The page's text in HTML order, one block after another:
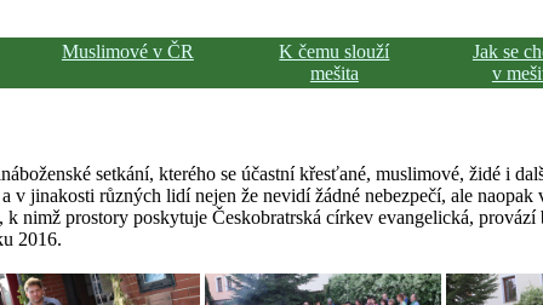
Muslimové v ČR
K čemu slouží
mešita
Jak se
v
setkání, kterého se účastní křesťané, muslimové, židé i
v jinakosti různých lidí nejen že nevidí žádné nebezpečí, ale naopak
k nimž prostory poskytuje Českobratrská církev evangelická, provází
2016.